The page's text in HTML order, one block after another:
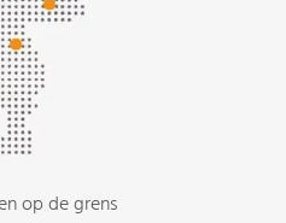
op de grens